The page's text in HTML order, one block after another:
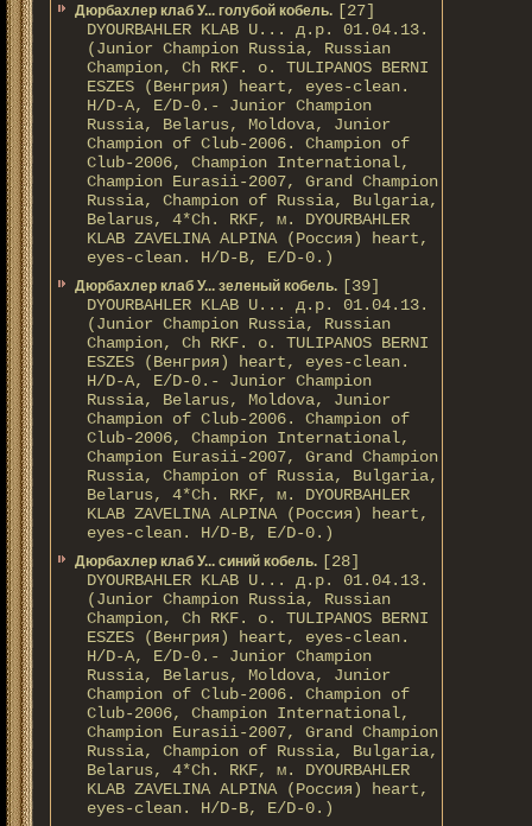
Дюрбахлер клаб У... голубой кобель. [27]
DYOURBAHLER KLAB U... д.р. 01.04.13.
(Junior Champion Russia, Russian
Champion, Ch RKF. о. TULIPANOS BERNI
ESZES (Венгрия) heart, eyes-clean.
H/D-A, E/D-0.- Junior Champion
Russia, Belarus, Moldova, Junior
Champion of Club-2006. Champion of
Club-2006, Champion International,
Champion Eurasii-2007, Grand Champion
Russia, Champion of Russia, Bulgaria,
Belarus, 4*Ch. RKF, м. DYOURBAHLER
KLAB ZAVELINA ALPINA (Россия) heart,
eyes-clean. H/D-В, E/D-0.)
Дюрбахлер клаб У... зеленый кобель. [39]
DYOURBAHLER KLAB U... д.р. 01.04.13.
(Junior Champion Russia, Russian
Champion, Ch RKF. о. TULIPANOS BERNI
ESZES (Венгрия) heart, eyes-clean.
H/D-A, E/D-0.- Junior Champion
Russia, Belarus, Moldova, Junior
Champion of Club-2006. Champion of
Club-2006, Champion International,
Champion Eurasii-2007, Grand Champion
Russia, Champion of Russia, Bulgaria,
Belarus, 4*Ch. RKF, м. DYOURBAHLER
KLAB ZAVELINA ALPINA (Россия) heart,
eyes-clean. H/D-В, E/D-0.)
Дюрбахлер клаб У... синий кобель. [28]
DYOURBAHLER KLAB U... д.р. 01.04.13.
(Junior Champion Russia, Russian
Champion, Ch RKF. о. TULIPANOS BERNI
ESZES (Венгрия) heart, eyes-clean.
H/D-A, E/D-0.- Junior Champion
Russia, Belarus, Moldova, Junior
Champion of Club-2006. Champion of
Club-2006, Champion International,
Champion Eurasii-2007, Grand Champion
Russia, Champion of Russia, Bulgaria,
Belarus, 4*Ch. RKF, м. DYOURBAHLER
KLAB ZAVELINA ALPINA (Россия) heart,
eyes-clean. H/D-В, E/D-0.)